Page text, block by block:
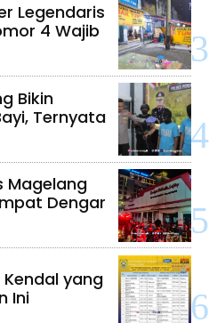
Legendaris
4 Wajib
Bikin
Ternyata
Magelang
Dengar
Kendal yang
Ini